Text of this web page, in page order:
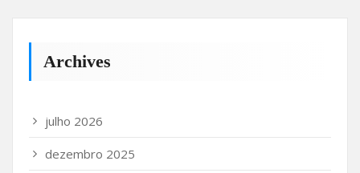
Archives
julho 2026
dezembro 2025